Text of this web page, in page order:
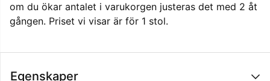
om du ökar antalet i varukorgen justeras det med 2 åt
gången. Priset vi visar är för 1 stol.
Egenskaper